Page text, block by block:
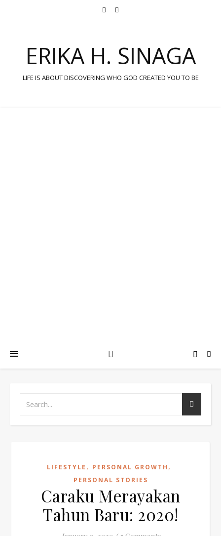
ERIKA H. SINAGA
LIFE IS ABOUT DISCOVERING WHO GOD CREATED YOU TO BE
LIFESTYLE , PERSONAL GROWTH ,
PERSONAL STORIES
Caraku Merayakan
Tahun Baru: 2020!